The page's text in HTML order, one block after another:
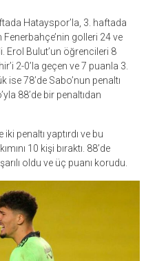
Hatayspor’la, 3. haftada
golleri 24 ve
Erol Bulut’un öğrencileri 8
2-0’la geçen ve 7 puanla 3.
78’de Sabo’nun penaltı
88’de bir penaltıdan
penaltı yaptırdı ve bu
10 kişi bıraktı. 88’de
oldu ve üç puanı korudu.